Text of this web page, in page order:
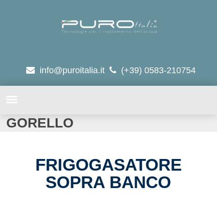
info@puroitalia.it (+39) 0583-210754
GORELLO
FRIGOGASATORE
SOPRA BANCO